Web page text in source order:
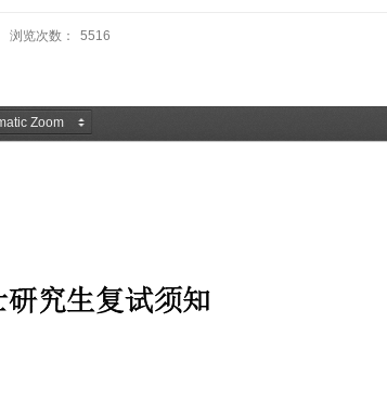
浏览次数： 5516